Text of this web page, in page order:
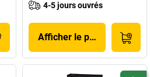
4-5 jours ouvrés
Afficher le produit